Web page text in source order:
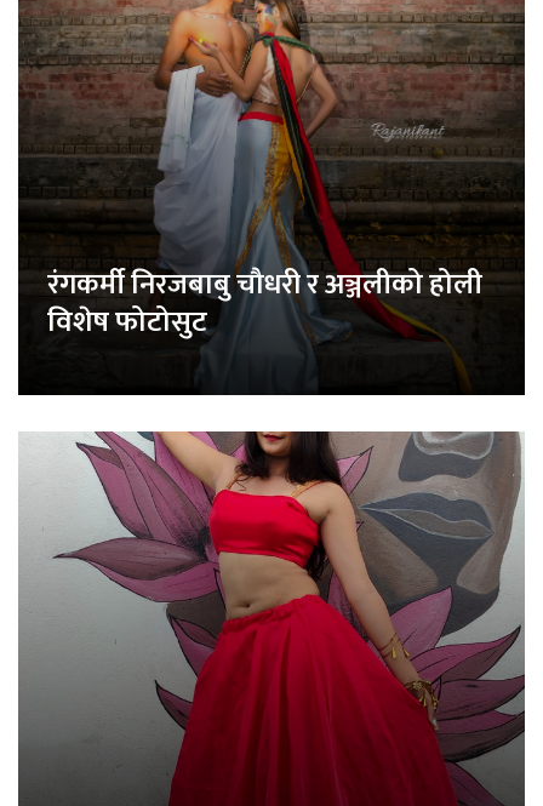
रंगकर्मी निरजबाबु चौधरी र अञ्जलीको होली
विशेष फोटोसुट